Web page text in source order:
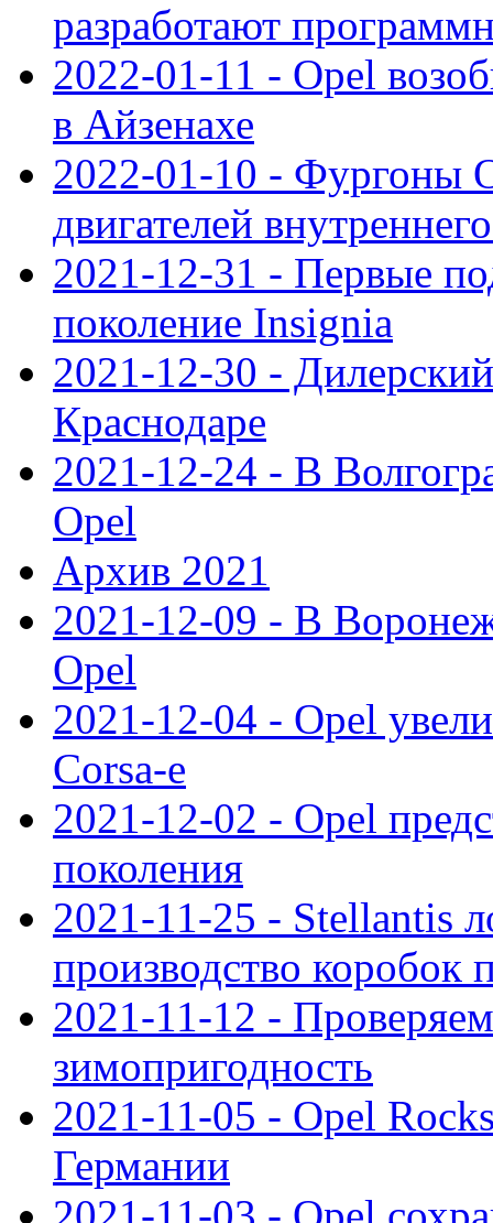
разработают
2022-01-11 - Opel
в Айзенахе
2022-01-10 - Фургоны
двигателей
2021-12-31 - Первые
поколение Insignia
2021-12-30 -
Краснодаре
2021-12-24 - В
Opel
Архив 2021
2021-12-09 - В
Opel
2021-12-04 - Opel
Corsa-e
2021-12-02 - Opel
поколения
2021-11-25 - Stellantis
производство коробок
2021-11-12 -
зимопригодность
2021-11-05 - Opel
Германии